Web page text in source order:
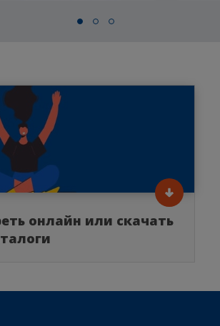
онлайн или скачать